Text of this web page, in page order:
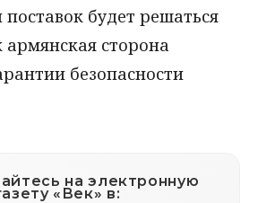
будет решаться
армянская сторона
безопасности
на электронную
«Век» в: